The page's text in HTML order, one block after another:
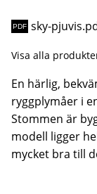
sky-
Visa alla
En härlig,
ryggplymåer i
Stommen är
modell ligger
mycket bra till